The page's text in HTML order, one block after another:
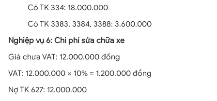
Có TK 334: 18.000.000
Có TK 3383, 3384, 3388: 3.600.000
Nghiệp vụ 6: Chi phí sửa chữa xe
Giá chưa VAT: 12.000.000 đồng
VAT: 12.000.000 × 10% = 1.200.000 đồng
Nợ TK 627: 12.000.000